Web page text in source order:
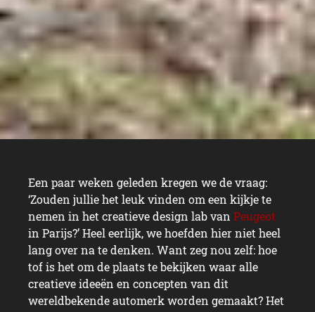
Een paar weken geleden kregen we de vraag:
‘Zouden jullie het leuk vinden om een kijkje te
nemen in het creatieve design lab van Peugeot
in Parijs?’ Heel eerlijk, we hoefden hier niet heel
lang over na te denken. Want zeg nou zelf: hoe
tof is het om de plaats te bekijken waar alle
creatieve ideeën en concepten van dit
wereldbekende automerk worden gemaakt? Het